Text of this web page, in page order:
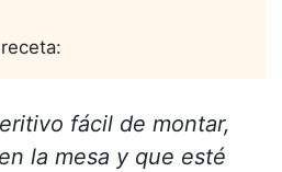
fácil de montar,
la mesa y que esté